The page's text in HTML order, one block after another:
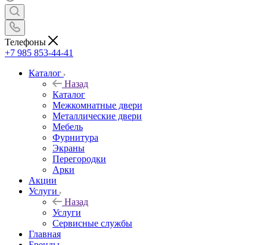
Телефоны
+7 985 853-44-41
Каталог
Назад
Каталог
Межкомнатные двери
Металлические двери
Мебель
Фурнитура
Экраны
Перегородки
Арки
Акции
Услуги
Назад
Услуги
Сервисные службы
Главная